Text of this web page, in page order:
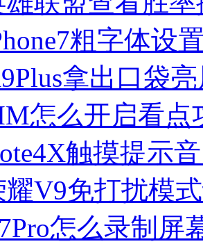
粗字体设
拿出口袋
怎么开启看点
触摸提示
V9免打扰模
怎么录制屏